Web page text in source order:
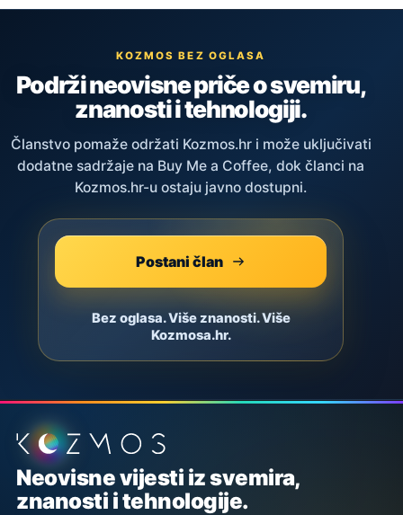
KOZMOS BEZ OGLASA
Podrži neovisne priče o svemiru,
znanosti i tehnologiji.
Članstvo pomaže održati Kozmos.hr i može uključivati
dodatne sadržaje na Buy Me a Coffee, dok članci na
Kozmos.hr-u ostaju javno dostupni.
Postani član
Bez oglasa. Više znanosti. Više
Kozmosa.hr.
Podnožje stranice
Neovisne vijesti iz svemira,
znanosti i tehnologije.